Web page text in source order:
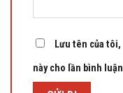
Lưu tên của
này cho lần bình